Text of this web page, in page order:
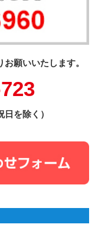
願いいたします。
を除く）